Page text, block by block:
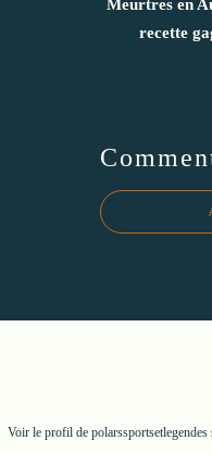
Meurtres en
recette
Voir le profil de polarssportsetlegendes